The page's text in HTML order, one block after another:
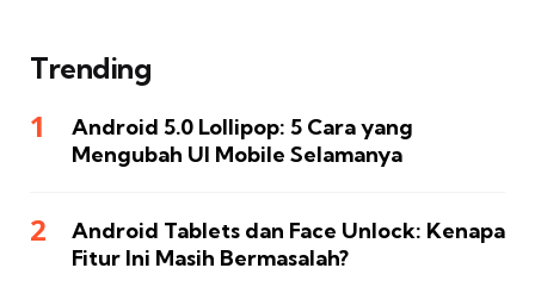
Trending
Android 5.0 Lollipop: 5 Cara yang
Mengubah UI Mobile Selamanya
Android Tablets dan Face Unlock: Kenapa
Fitur Ini Masih Bermasalah?